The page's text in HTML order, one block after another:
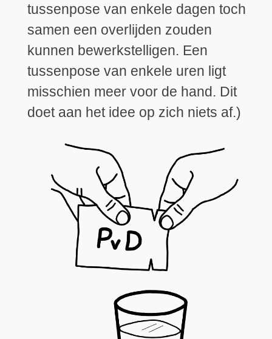
tussenpose van enkele dagen toch
samen een overlijden zouden
kunnen bewerkstelligen. Een
tussenpose van enkele uren ligt
misschien meer voor de hand. Dit
doet aan het idee op zich niets af.)